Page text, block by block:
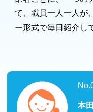
て、職員一人一人が
ー形式で毎日紹介し
本